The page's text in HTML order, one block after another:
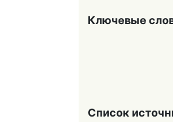
Ключевые
Список